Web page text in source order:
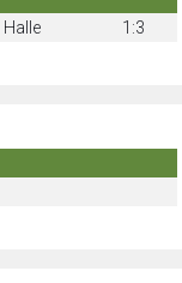
Halle 1:3